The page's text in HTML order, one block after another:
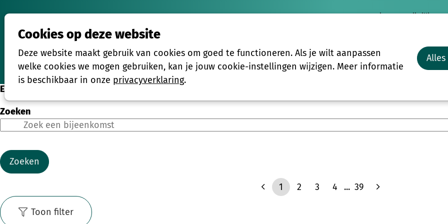
Cookies op deze website
Deze website maakt gebruik van cookies om goed te functioneren. Als je wilt aanpassen
welke cookies we mogen gebruiken, kan je jouw cookie-instellingen wijzigen. Meer informatie
is beschikbaar in onze privacyverklaring.
Home
Activiteiten Vrijwilligers Groepen Meer Start-to-
Nieuws
Eenmalige activiteiten
Zoeken
Zoeken
1 2 3 4 ... 39
Toon filter